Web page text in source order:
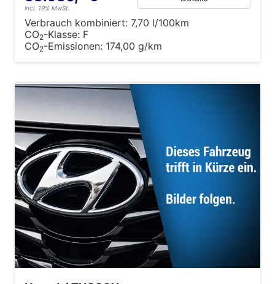
incl. 19% MwSt.
Verbrauch kombiniert: 7,70 l/100km
CO2-Klasse: F
CO2-Emissionen: 174,00 g/km